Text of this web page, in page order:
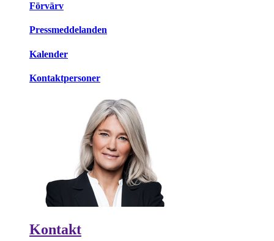
Förvärv
Pressmeddelanden
Kalender
Kontaktpersoner
Kontakt